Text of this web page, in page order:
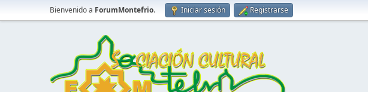
Bienvenido a ForumMontefrio. Iniciar sesión Registrarse